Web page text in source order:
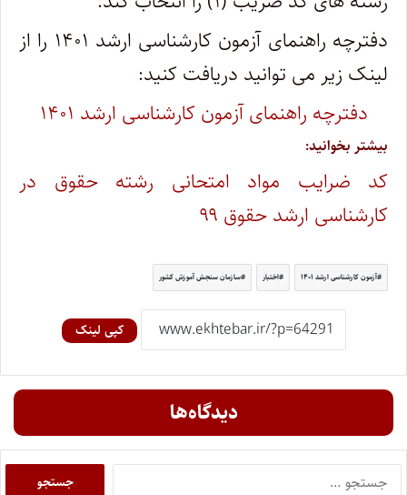
دفترچه راهنمای آزمون کارشناسی ارشد ۱۴۰۱ را از
لینک زیر می توانید دریافت کنید:
دفترچه راهنمای آزمون کارشناسی ارشد ۱۴۰۱
بیشتر بخوانید:
کد ضرایب مواد امتحانی رشته حقوق در
کارشناسی ارشد حقوق ۹۹
آزمون کارشناسی ارشد ۱۴۰۱ اختبار سازمان سنجش آموزش کشور
کپی لینک
دیدگاه‌ها